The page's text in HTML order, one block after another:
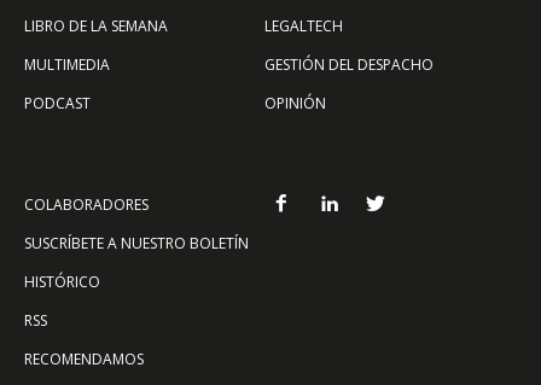
LIBRO DE LA SEMANA
MULTIMEDIA
PODCAST
LEGALTECH
GESTIÓN DEL DESPACHO
OPINIÓN
COLABORADORES
SUSCRÍBETE A NUESTRO BOLETÍN
HISTÓRICO
RSS
RECOMENDAMOS